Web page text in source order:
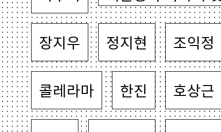
장지우 정지현 조익정
콜레라마 한진 호상근